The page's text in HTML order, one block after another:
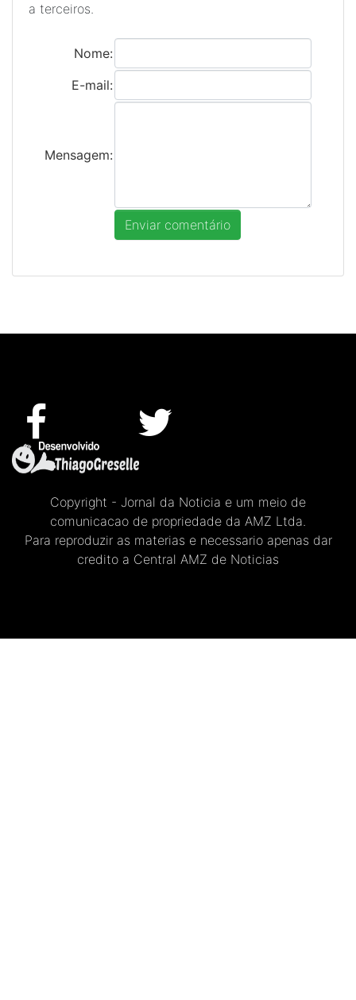
a terceiros.
Nome:
E-mail:
Mensagem:
Copyright - Jornal da Noticia e um meio de
comunicacao de propriedade da AMZ Ltda.
Para reproduzir as materias e necessario apenas dar
credito a Central AMZ de Noticias